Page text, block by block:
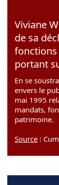
Viviane
de sa
fonctions
portant
En se
envers le
mai 1995
mandats,
patrimoine.
Source :